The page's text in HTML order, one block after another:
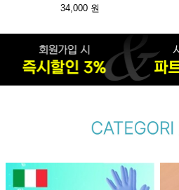
34,000 원